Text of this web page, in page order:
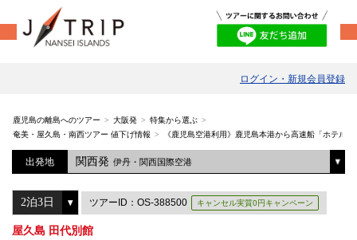
ログイン・新規会員登録
鹿児島の離島へのツアー 大阪発
特集から選ぶ
奄美・屋久島・南西ツアー 値下げ情報
《鹿児島空港利用》鹿児島本港から高速船「ホテル
出発地 関西発 伊丹・関西国際空港
ツアーID：OS-388500 キャンセル実質0円キャンペーン
屋久島 田代別館